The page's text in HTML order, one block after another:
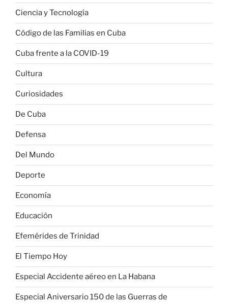
Ciencia y Tecnología
Código de las Familias en Cuba
Cuba frente a la COVID-19
Cultura
Curiosidades
De Cuba
Defensa
Del Mundo
Deporte
Economía
Educación
Efemérides de Trinidad
El Tiempo Hoy
Especial Accidente aéreo en La Habana
Especial Aniversario 150 de las Guerras de